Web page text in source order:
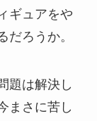
ギュアをや
だろうか。
題は解決し
まさに苦し